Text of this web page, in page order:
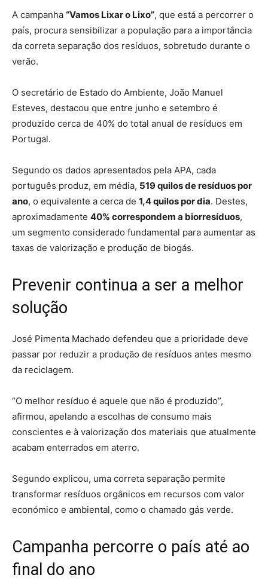
A campanha “Vamos Lixar o Lixo”, que está a percorrer o
país, procura sensibilizar a população para a importância
da correta separação dos resíduos, sobretudo durante o
verão.
O secretário de Estado do Ambiente, João Manuel
Esteves, destacou que entre junho e setembro é
produzido cerca de 40% do total anual de resíduos em
Portugal.
Segundo os dados apresentados pela APA, cada
português produz, em média, 519 quilos de resíduos por
ano, o equivalente a cerca de 1,4 quilos por dia. Destes,
aproximadamente 40% correspondem a biorresíduos,
um segmento considerado fundamental para aumentar as
taxas de valorização e produção de biogás.
Prevenir continua a ser a melhor
solução
José Pimenta Machado defendeu que a prioridade deve
passar por reduzir a produção de resíduos antes mesmo
da reciclagem.
“O melhor resíduo é aquele que não é produzido”,
afirmou, apelando a escolhas de consumo mais
conscientes e à valorização dos materiais que atualmente
acabam enterrados em aterro.
Segundo explicou, uma correta separação permite
transformar resíduos orgânicos em recursos com valor
económico e ambiental, como o chamado gás verde.
Campanha percorre o país até ao
final do ano